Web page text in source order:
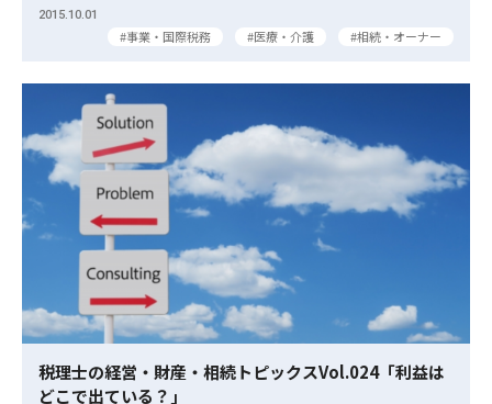
2015.10.01
事業・国際税務 医療・介護 相続・オーナー
税理士の経営・財産・相続トピックスVol.024「利益は
どこで出ている？｣